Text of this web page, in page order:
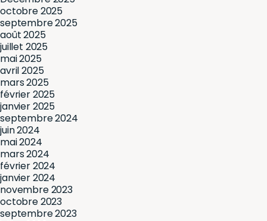
octobre 2025
septembre 2025
août 2025
juillet 2025
mai 2025
avril 2025
mars 2025
février 2025
janvier 2025
septembre 2024
juin 2024
mai 2024
mars 2024
février 2024
janvier 2024
novembre 2023
octobre 2023
septembre 2023